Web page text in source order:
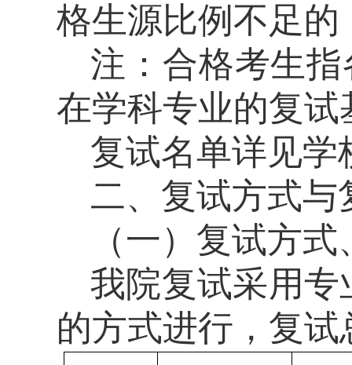
格生源比例不足
注：合格考生
在学科专业的复
复试名单详见学
二、复试方式与
（一）复试方
我院复试采用专
的方式进行，复试